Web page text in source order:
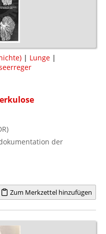
| Lunge |
der
Zum Merkzettel hinzufügen